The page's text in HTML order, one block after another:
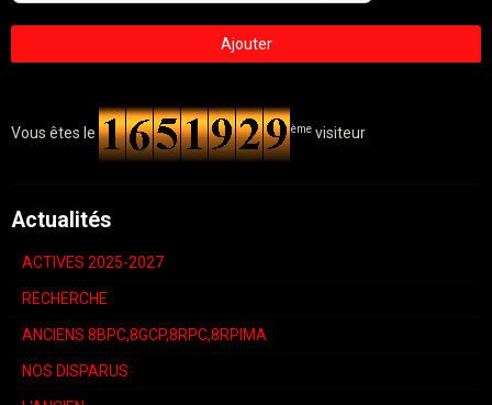
Ajouter
Vous êtes le ème visiteur
Actualités
ACTIVES 2025-2027
RECHERCHE
ANCIENS 8BPC,8GCP,8RPC,8RPIMA
NOS DISPARUS